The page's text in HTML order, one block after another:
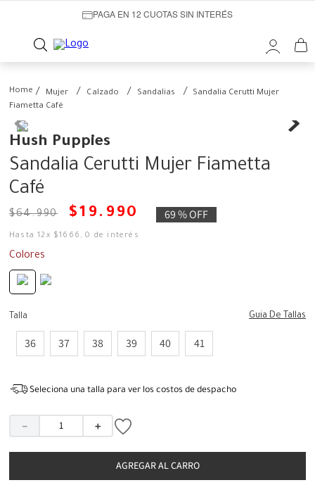
PAGA EN 12 CUOTAS SIN INTERÉS
Mujer Calzado Sandalias
Sandalia Cerutti Mujer
Fiametta Café
Hush Puppies
Sandalia Cerutti Mujer Fiametta
Café
$64.990 $19 . 990 69 %OFF
Hasta12 x $1666 ,0 de interés
Colores
Talla Guia De Tallas
36 37 38 39 40 41
Seleciona una talla para ver los costos de despacho
＋
－
AGREGAR AL CARRO